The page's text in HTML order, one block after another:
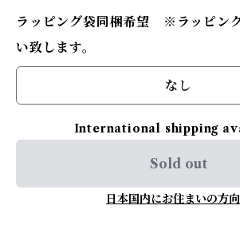
ラッピング袋同梱希望 ※ラッピン
い致します。
なし
International shipping
Sold out
日本国内にお住まいの方